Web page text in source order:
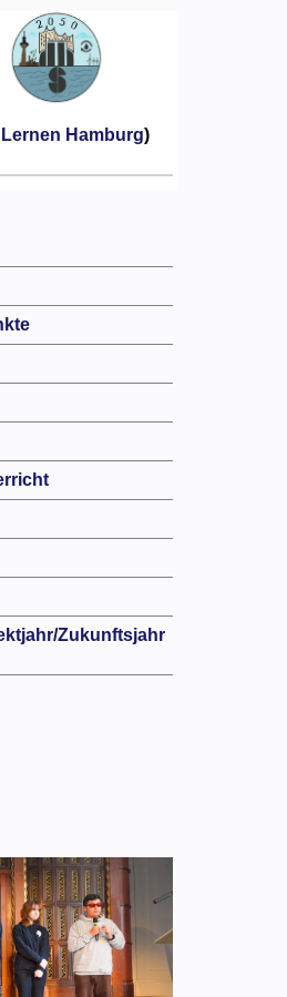
Lernen Hamburg)
Zukunftsjahr